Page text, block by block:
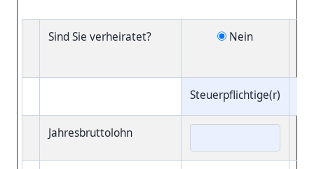
Sind Sie verheiratet? Nein
Steuerpflichtige(r)
Jahresbruttolohn